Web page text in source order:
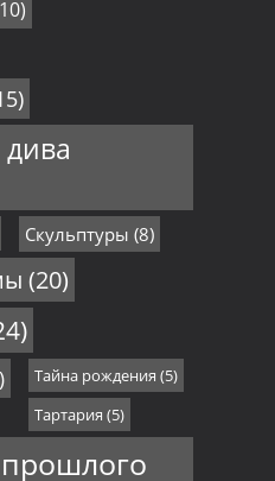
Скульптуры (8)
(20)
Тайна рождения (5)
Тартария (5)